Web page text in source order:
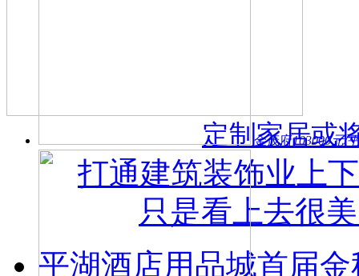
金茂府103000元/
定制家居或
打通建筑装饰业上
只是看上去很
平湖酒店用品城首届